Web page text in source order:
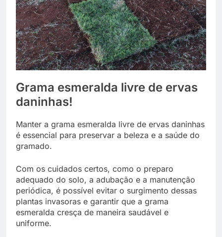
Grama esmeralda livre de ervas
daninhas!
Manter a grama esmeralda livre de ervas daninhas
é essencial para preservar a beleza e a saúde do
gramado.
Com os cuidados certos, como o preparo
adequado do solo, a adubação e a manutenção
periódica, é possível evitar o surgimento dessas
plantas invasoras e garantir que a grama
esmeralda cresça de maneira saudável e
uniforme.